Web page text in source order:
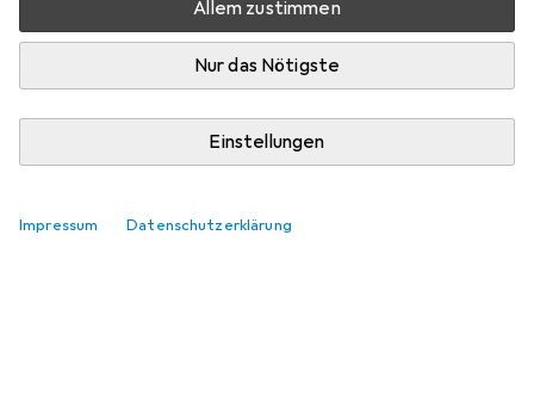
Allem zustimmen
Nur das Nötigste
Einstellungen
Impressum Datenschutzerklärung